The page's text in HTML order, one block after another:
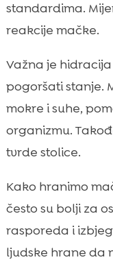
standardima.
reakcije mačke.
Važna je
pogoršati stanje.
mokre i suhe,
organizmu.
tvrde stolice.
Kako hranimo
često su bolji za
rasporeda i
ljudske hrane da